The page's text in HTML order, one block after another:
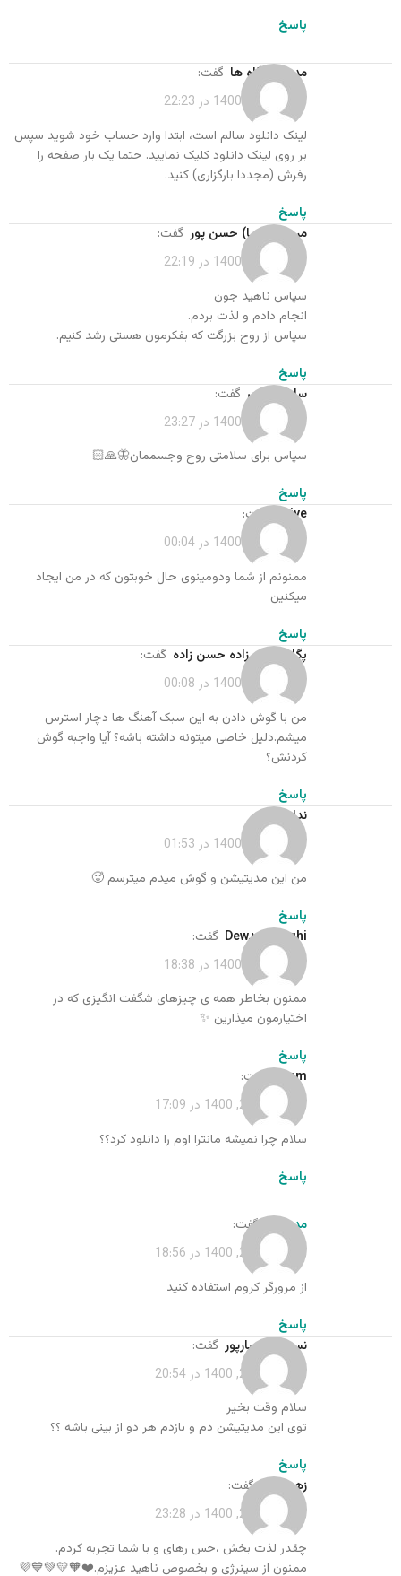
پاسخ
مدیر دیدگاه ها گفت:
فروردین 16, 1400 در 22:23
لینک دانلود سالم است، ابتدا وارد حساب خود شوید سپس
بر روی لینک دانلود کلیک نمایید. حتما یک بار صفحه را
رفرش (مجددا بارگزاری) کنید.
پاسخ
مریم (پریسا) حسن پور گفت:
فروردین 16, 1400 در 22:19
سپاس ناهید جون
انجام دادم و لذت بردم.
سپاس از روح بزرگت که بفکرمون هستی رشد کنیم.
پاسخ
سارا سالاری گفت:
فروردین 16, 1400 در 23:27
سپاس برای سلامتی روح وجسممان🦋🙏🏻
پاسخ
asiye
گفت:
فروردین 17, 1400 در 00:04
ممنونم‌ از شما ودومینوی حال خوبتون که در من ایجاد
میکنین
پاسخ
پگاه حسن زاده حسن زاده گفت:
فروردین 17, 1400 در 00:08
من با گوش دادن به این سبک آهنگ ها دچار استرس
میشم.دلیل خاصی میتونه داشته باشه؟ آیا واجبه گوش
کردنش؟
پاسخ
ندا
فروردین 17, 1400 در 01:53
من این مدیتیشن و گوش میدم میترسم 🥵
پاسخ
dew.vosoughi
گفت:
فروردین 17, 1400 در 18:38
ممنون بخاطر همه ی چیزهای شگفت انگیزی که در
اختیارمون میذارین ✨
پاسخ
azam
گفت:
اردیبهشت 20, 1400 در 17:09
سلام چرا نمیشه مانترا اوم را دانلود کرد؟؟
پاسخ
مدیر کل
گفت:
اردیبهشت 20, 1400 در 18:56
از مرورگر کروم استفاده کنید
پاسخ
نسترن کامیارپور گفت:
اردیبهشت 20, 1400 در 20:54
سلام وقت بخیر
توی این مدیتیشن دم و بازدم هر دو از بینی باشه ؟؟
پاسخ
زهی جان
گفت:
اردیبهشت 20, 1400 در 23:28
چقدر لذت بخش ،حس رهای و با شما تجربه کردم.
ممنون از سینرژی و بخصوص ناهید عزیزم.❤️🧡💛💚💙💜